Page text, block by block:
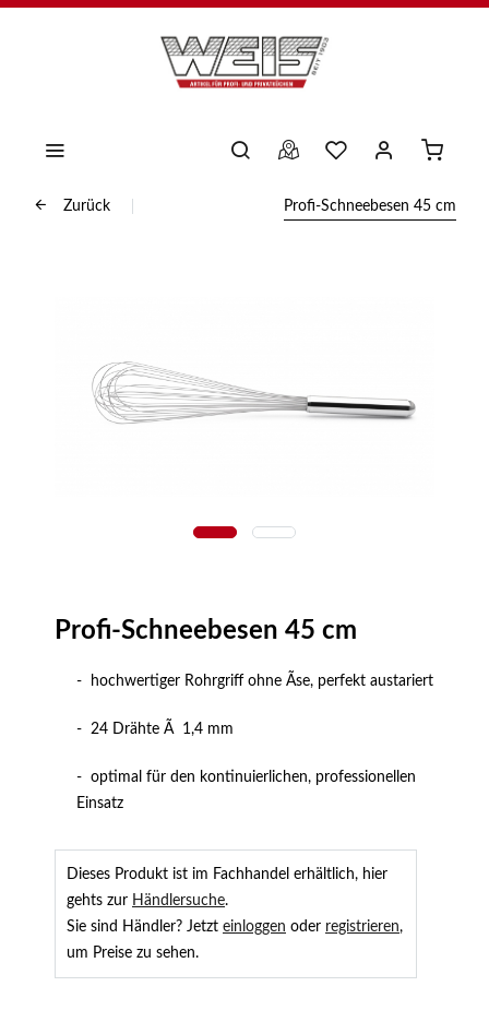
Zurück Profi-Schneebesen 45 cm
Profi-Schneebesen 45 cm
- hochwertiger Rohrgriff ohne Ãse, perfekt austariert
- 24 Drähte Ã 1,4 mm
- optimal für den kontinuierlichen, professionellen
Einsatz
Dieses Produkt ist im Fachhandel erhältlich, hier
gehts zur Händlersuche.
Sie sind Händler? Jetzt einloggen oder registrieren,
um Preise zu sehen.